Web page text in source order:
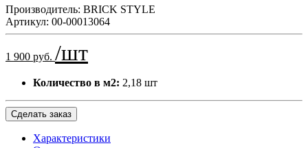
Производитель: BRICK STYLE
Артикул: 00-00013064
1 900 руб. /шт
Количество в м2: 2,18 шт
Сделать заказ
Характеристики